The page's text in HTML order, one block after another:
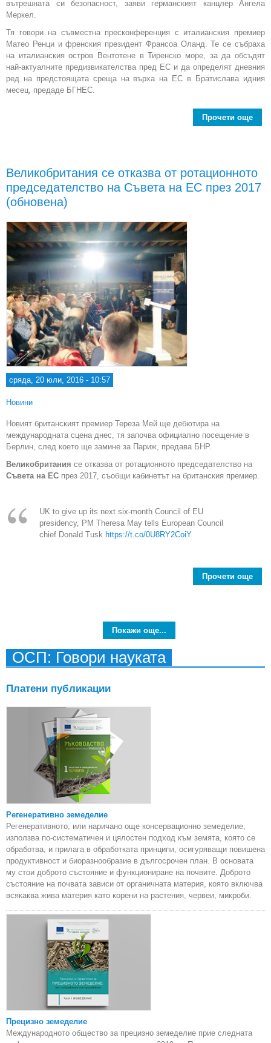
вътрешната си безопасност, заяви германският канцлер Ангела
Меркел.
Тя говори на съвместна пресконференция с италианския премиер
Матео Ренци и френския президент Франсоа Оланд. Те се събраха
на италианския остров Вентотене в Тиренско море, за да обсъдят
най-актуалните предизвикателства пред ЕС и да определят дневния
ред на предстоящата среща на върха на ЕС в Братислава идния
месец, предаде БГНЕС.
Прочети още
Великобритания се отказва от ротационното
председателство на Съвета на ЕС през 2017
(обновена)
сряда, 20 юли, 2016 - 10:57
Новини
Новият британският премиер Тереза Мей ще дебютира на
международната сцена днес, тя започва официално посещение в
Берлин, след което ще замине за Париж, предава БНР.
Великобритания се отказва от ротационното председателство на
Съвета на ЕС през 2017, съобщи кабинетът на британския премиер.
UK to give up its next six-month Council of EU
presidency, PM Theresa May tells European Council
chief Donald Tusk https://t.co/0U8RY2CoiY
Прочети още
Покажи още...
ОСП: Говори науката
Платени публикации
Регенеративно земеделие
Регенеративното, или наричано още консервационно земеделие,
използва по-систематичен и цялостен подход към земята, която се
обработва, и прилага в обработката принципи, осигуряващи повишена
продуктивност и биоразнообразие в дългосрочен план. В основата
му стои доброто състояние и функциониране на почвите. Доброто
състояние на почвата зависи от органичната материя, която включва
всякаква жива материя като корени на растения, червеи, микроби.
Прецизно земеделие
Международното общество за прецизно земеделие прие следната